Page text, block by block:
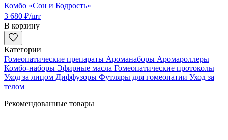
Комбо «Сон и Бодрость»
3 680 ₽/шт
В корзину
Категории
Гомеопатические препараты Ароманаборы Аромароллеры
Комбо-наборы Эфирные масла Гомеопатические протоколы
Уход за лицом Диффузоры Футляры для гомеопатии Уход за
телом
Рекомендованные товары